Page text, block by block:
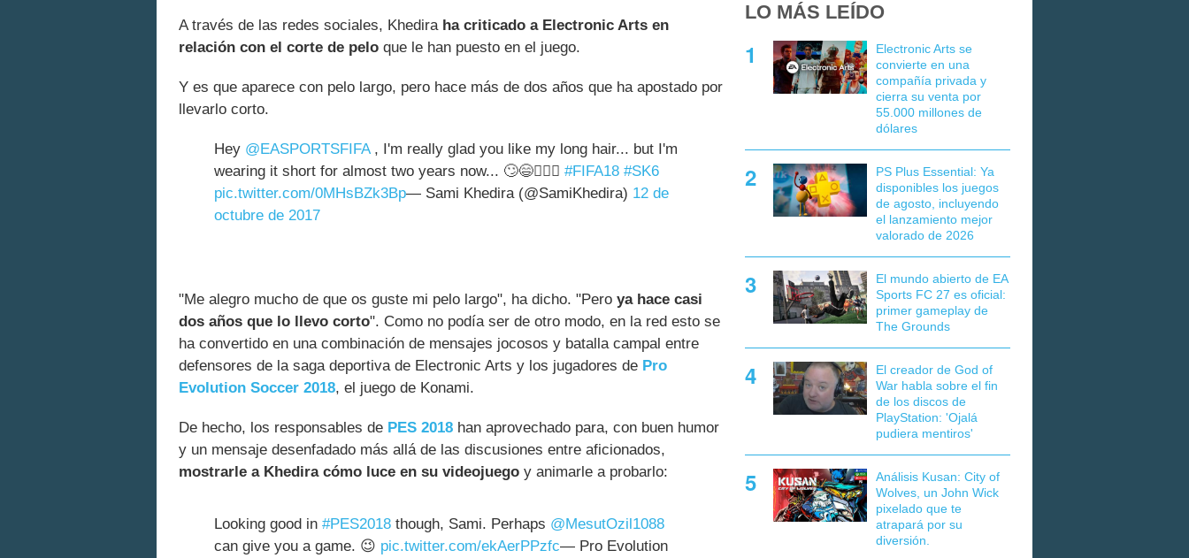
A través de las redes sociales, Khedira ha criticado a Electronic Arts en
relación con el corte de pelo que le han puesto en el juego.
Y es que aparece con pelo largo, pero hace más de dos años que ha apostado por
llevarlo corto.
Hey @EASPORTSFIFA, I'm really glad you like my long hair... but I'm
wearing it short for almost two years now... 🙄😄💇🏻‍♂ #FIFA18 #SK6
pic.twitter.com/0MHsBZk3Bp— Sami Khedira (@SamiKhedira) 12 de
octubre de 2017
"Me alegro mucho de que os guste mi pelo largo", ha dicho. "Pero ya hace casi
dos años que lo llevo corto". Como no podía ser de otro modo, en la red esto se
ha convertido en una combinación de mensajes jocosos y batalla campal entre
defensores de la saga deportiva de Electronic Arts y los jugadores de Pro
Evolution Soccer 2018, el juego de Konami.
De hecho, los responsables de PES 2018 han aprovechado para, con buen humor
y un mensaje desenfadado más allá de las discusiones entre aficionados,
mostrarle a Khedira cómo luce en su videojuego y animarle a probarlo:
Looking good in #PES2018 though, Sami. Perhaps @MesutOzil1088
can give you a game. 😉 pic.twitter.com/ekAerPPzfc— Pro Evolution
LO MÁS LEÍDO
Electronic Arts se
convierte en una
compañía privada y
cierra su venta por
55.000 millones de
dólares
PS Plus Essential: Ya
disponibles los juegos
de agosto, incluyendo
el lanzamiento mejor
valorado de 2026
El mundo abierto de EA
Sports FC 27 es oficial:
primer gameplay de
The Grounds
El creador de God of
War habla sobre el fin
de los discos de
PlayStation: 'Ojalá
pudiera mentiros'
Análisis Kusan: City of
Wolves, un John Wick
pixelado que te
atrapará por su
diversión.